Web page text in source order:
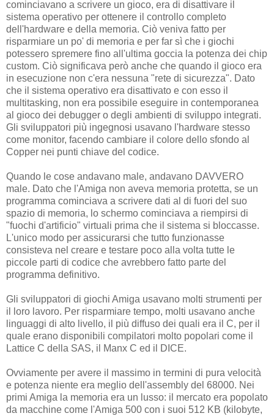
cominciavano a scrivere un gioco, era di disattivare il
sistema operativo per ottenere il controllo completo
dell'hardware e della memoria. Ciò veniva fatto per
risparmiare un po' di memoria e per far sì che i giochi
potessero spremere fino all'ultima goccia la potenza dei chip
custom. Ciò significava però anche che quando il gioco era
in esecuzione non c'era nessuna "rete di sicurezza". Dato
che il sistema operativo era disattivato e con esso il
multitasking, non era possibile eseguire in contemporanea
al gioco dei debugger o degli ambienti di sviluppo integrati.
Gli sviluppatori più ingegnosi usavano l'hardware stesso
come monitor, facendo cambiare il colore dello sfondo al
Copper nei punti chiave del codice.
Quando le cose andavano male, andavano DAVVERO
male. Dato che l'Amiga non aveva memoria protetta, se un
programma cominciava a scrivere dati al di fuori del suo
spazio di memoria, lo schermo cominciava a riempirsi di
"fuochi d'artificio" virtuali prima che il sistema si bloccasse.
L'unico modo per assicurarsi che tutto funzionasse
consisteva nel creare e testare poco alla volta tutte le
piccole parti di codice che avrebbero fatto parte del
programma definitivo.
Gli sviluppatori di giochi Amiga usavano molti strumenti per
il loro lavoro. Per risparmiare tempo, molti usavano anche
linguaggi di alto livello, il più diffuso dei quali era il C, per il
quale erano disponibili compilatori molto popolari come il
Lattice C della SAS, il Manx C ed il DICE.
Ovviamente per avere il massimo in termini di pura velocità
e potenza niente era meglio dell'assembly del 68000. Nei
primi Amiga la memoria era un lusso: il mercato era popolato
da macchine come l'Amiga 500 con i suoi 512 KB (kilobyte,